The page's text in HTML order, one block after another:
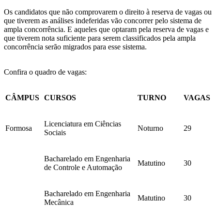
Os candidatos que não comprovarem o direito à reserva de vagas ou
que tiverem as análises indeferidas vão concorrer pelo sistema de
ampla concorrência. E aqueles que optaram pela reserva de vagas e
que tiverem nota suficiente para serem classificados pela ampla
concorrência serão migrados para esse sistema.
Confira o quadro de vagas:
CÂMPUS CURSOS TURNO VAGAS
Formosa
Licenciatura em Ciências
Sociais
Noturno 29
Bacharelado em Engenharia
de Controle e Automação
Matutino 30
Bacharelado em Engenharia
Mecânica
Matutino 30